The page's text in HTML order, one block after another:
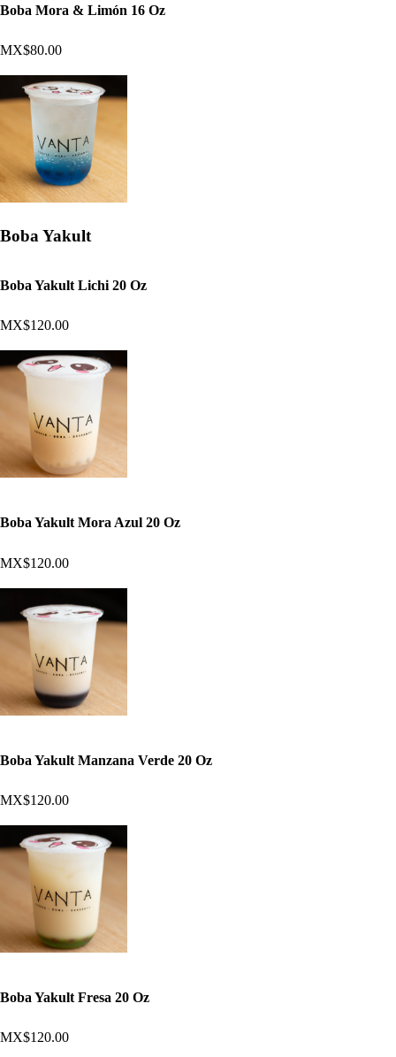
Boba Mora & Limón 16 Oz
MX$80.00
Boba Yakult
Boba Yakult Lichi 20 Oz
MX$120.00
Boba Yakult Mora Azul 20 Oz
MX$120.00
Boba Yakult Manzana Verde 20 Oz
MX$120.00
Boba Yakult Fresa 20 Oz
MX$120.00